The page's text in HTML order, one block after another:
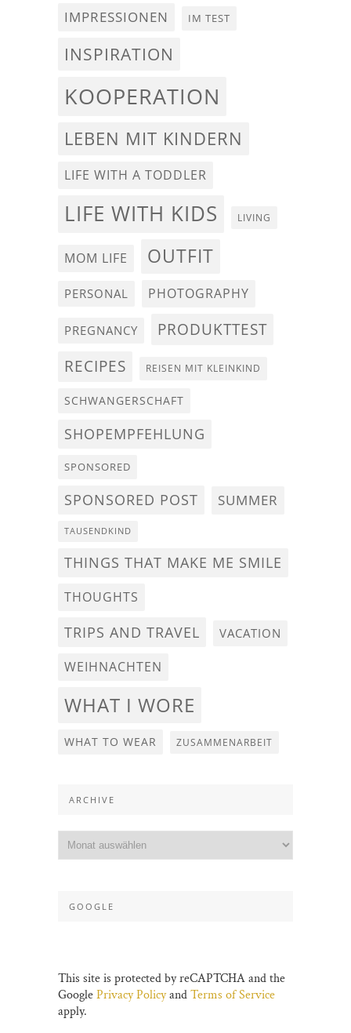
IMPRESSIONEN IM TEST
INSPIRATION
KOOPERATION
LEBEN MIT KINDERN
LIFE WITH A TODDLER
LIFE WITH KIDS LIVING
MOM LIFE OUTFIT
PERSONAL PHOTOGRAPHY
PREGNANCY PRODUKTTEST
RECIPES REISEN MIT KLEINKIND
SCHWANGERSCHAFT
SHOPEMPFEHLUNG
SPONSORED
SPONSORED POST SUMMER
TAUSENDKIND
THINGS THAT MAKE ME SMILE
THOUGHTS
TRIPS AND TRAVEL VACATION
WEIHNACHTEN
WHAT I WORE
WHAT TO WEAR ZUSAMMENARBEIT
ARCHIVE
GOOGLE
This site is protected by reCAPTCHA and the
GooglePrivacy PolicyandTerms of Service
apply.